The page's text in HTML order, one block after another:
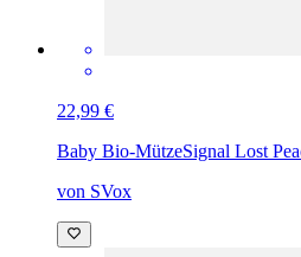
22,99 €
Baby Bio-MützeSignal Lost
von SVox